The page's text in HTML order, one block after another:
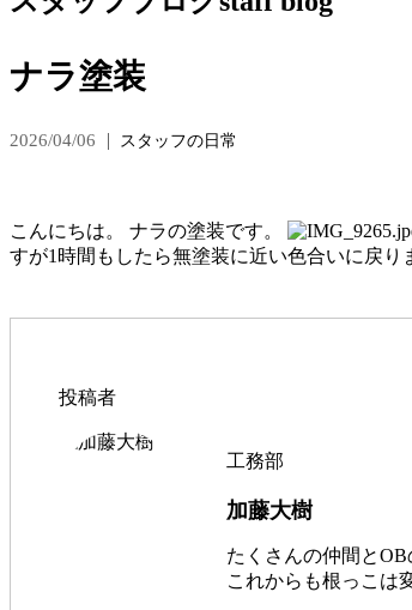
ナラ塗装
2026/04/06 スタッフの日常
こんにちは。 ナラの塗装です。
すが1時間もしたら無塗装に近い色合いに戻り
投稿者
工務部
加藤大樹
たくさんの仲間と
これからも根っこは